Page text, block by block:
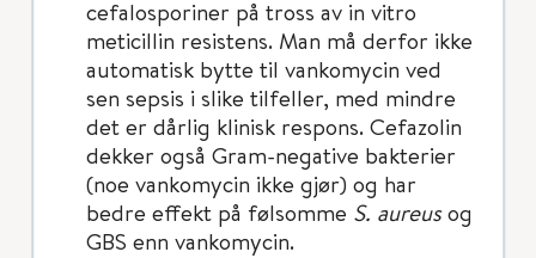
cefalosporiner på tross av in vitro
meticillin resistens. Man må derfor ikke
automatisk bytte til vankomycin ved
sen sepsis i slike tilfeller, med mindre
det er dårlig klinisk respons. Cefazolin
dekker også Gram-negative bakterier
(noe vankomycin ikke gjør) og har
bedre effekt på følsomme S. aureusog
GBS enn vankomycin.